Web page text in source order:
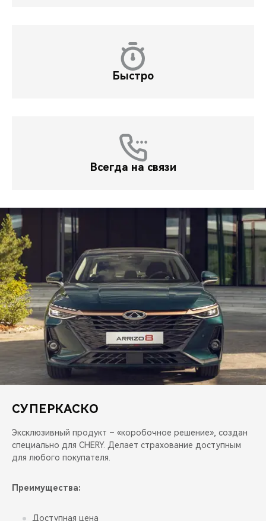
Быстро
Всегда на связи
СУПЕРКАСКО
Эксклюзивный продукт – «коробочное решение», создан
специально для CHERY. Делает страхование доступным
для любого покупателя.
Преимущества:
Доступная цена